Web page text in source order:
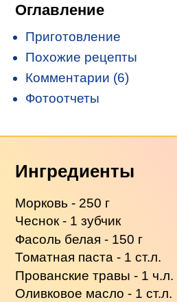
Оглавление
Приготовление
Похожие рецепты
Комментарии (6)
Фотоотчеты
Ингредиенты
Морковь - 250 г
Чеснок - 1 зубчик
Фасоль белая - 150 г
Томатная паста - 1 ст.л.
Прованские травы - 1 ч.л.
Оливковое масло - 1 ст.л.